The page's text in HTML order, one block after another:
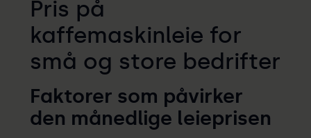
Pris på
kaffemaskinleie for
små og store bedrifter
Faktorer som påvirker
den månedlige leieprisen